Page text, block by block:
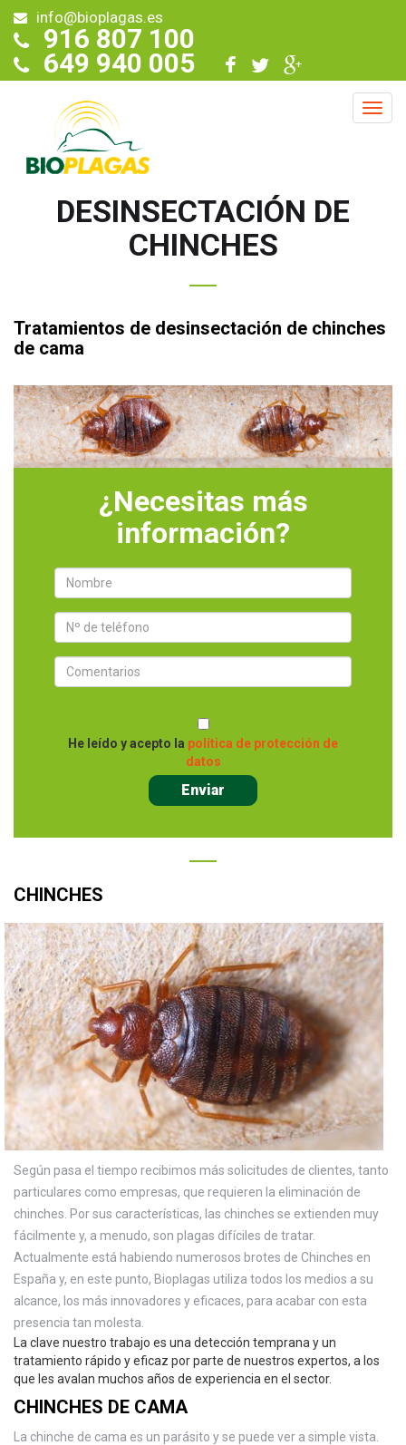
info@bioplagas.es
916 807 100
649 940 005
DESINSECTACIÓN DE
CHINCHES
Tratamientos de desinsectación de chinches
de cama
¿Necesitas más
información?
He leído y acepto la política de protección de
datos
Enviar
CHINCHES
Según pasa el tiempo recibimos más solicitudes de clientes, tanto
particulares como empresas, que requieren la eliminación de
chinches. Por sus características, las chinches se extienden muy
fácilmente y, a menudo, son plagas difíciles de tratar.
Actualmente está habiendo numerosos brotes de Chinches en
España y, en este punto, Bioplagas utiliza todos los medios a su
alcance, los más innovadores y eficaces, para acabar con esta
presencia tan molesta.
La clave nuestro trabajo es una detección temprana y un
tratamiento rápido y eficaz por parte de nuestros expertos, a los
que les avalan muchos años de experiencia en el sector.
CHINCHES DE CAMA
La chinche de cama es un parásito y se puede ver a simple vista.